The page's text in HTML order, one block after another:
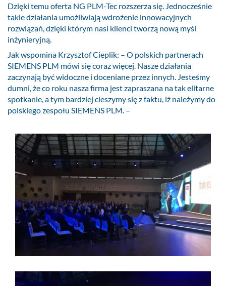
Dzięki temu oferta NG PLM-Tec rozszerza się. Jednocześnie
takie działania umożliwiają wdrożenie innowacyjnych
rozwiązań, dzięki którym nasi klienci tworzą nową myśl
inżynieryjną.
Jak wspomina Krzysztof Cieplik: – O polskich partnerach
SIEMENS PLM mówi się coraz więcej. Nasze działania
zaczynają być widoczne i doceniane przez innych. Jesteśmy
dumni, że co roku nasza firma jest zapraszana na tak elitarne
spotkanie, a tym bardziej cieszymy się z faktu, iż należymy do
polskiego zespołu SIEMENS PLM. –